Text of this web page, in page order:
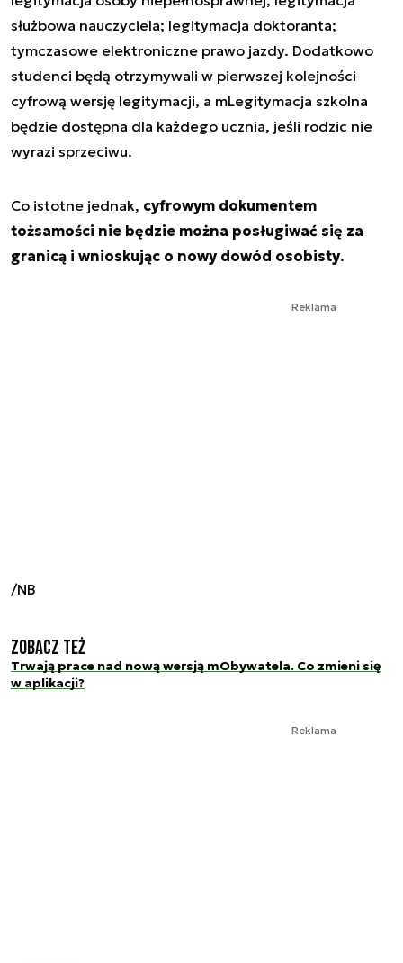
służbowa nauczyciela; legitymacja doktoranta;
tymczasowe elektroniczne prawo jazdy. Dodatkowo
studenci będą otrzymywali w pierwszej kolejności
cyfrową wersję legitymacji, a mLegitymacja szkolna
będzie dostępna dla każdego ucznia, jeśli rodzic nie
wyrazi sprzeciwu.
Co istotne jednak, cyfrowym dokumentem
tożsamości nie będzie można posługiwać się za
granicą i wnioskując o nowy dowód osobisty.
Reklama
/NB
Zobacz też
Trwają prace nad nową wersją mObywatela. Co zmieni się
w aplikacji?
Reklama